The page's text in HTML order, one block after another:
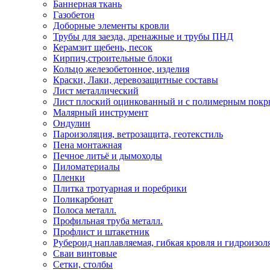
Баннерная ткань
Газобетон
Доборные элементы кровли
Трубы для заезда, дренажные и трубы ПНД
Керамзит щебень, песок
Кирпич,строительные блоки
Кольцо железобетонное, изделия
Краски, Лаки, деревозащитные составы
Лист металлический
Лист плоский оцинкованный и с полимерным
Малярный инструмент
Ондулин
Пароизоляция, ветрозащита, геотекстиль
Пена монтажная
Печное литьё и дымоходы
Пиломатериалы
Пленки
Плитка тротуарная и поребрики
Поликарбонат
Полоса металл.
Профильная труба металл.
Профлист и штакетник
Рубероид наплавляемая, гибкая кровля и
Сваи винтовые
Сетки, столбы